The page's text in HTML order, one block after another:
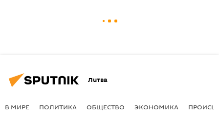
Литва
В МИРЕ ПОЛИТИКА ОБЩЕСТВО ЭКОНОМИКА